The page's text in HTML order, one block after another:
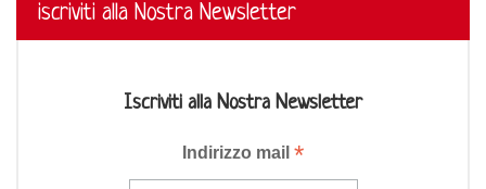
iscriviti alla Nostra Newsletter
Iscriviti alla Nostra Newsletter
Indirizzo mail *